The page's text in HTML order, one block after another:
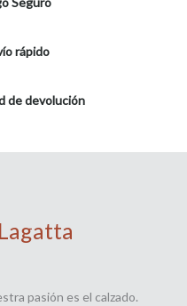
rápido
de devolución
pasión es el calzado.